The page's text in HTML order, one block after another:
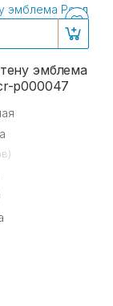
эмблема
p000047